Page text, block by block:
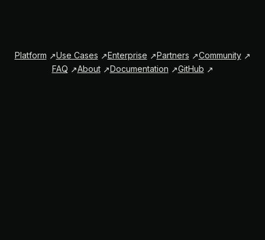
Platform Use Cases Enterprise Partners
Community
FAQ
About Documentation GitHub